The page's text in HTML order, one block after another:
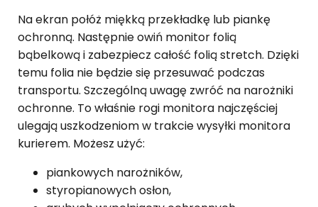
Na ekran połóż miękką przekładkę lub piankę
ochronną. Następnie owiń monitor folią
bąbelkową i zabezpiecz całość folią stretch. Dzięki
temu folia nie będzie się przesuwać podczas
transportu. Szczególną uwagę zwróć na narożniki
ochronne. To właśnie rogi monitora najczęściej
ulegają uszkodzeniom w trakcie wysyłki monitora
kurierem. Możesz użyć:
piankowych narożników,
styropianowych osłon,